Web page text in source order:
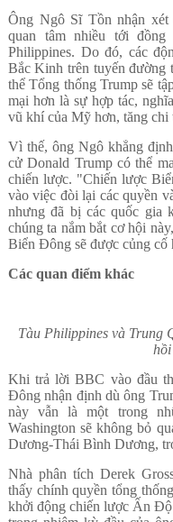
Ông Ngô Sĩ Tồn nhận
quan tâm nhiều tới
Philippines. Do đó, các
Bắc Kinh trên tuyến đường
thể Tổng thống Trump sẽ
mại hơn là sự hợp tác,
vũ khí của Mỹ hơn, tăng chi
Vì thế, ông Ngô khẳng
cử Donald Trump có thể
chiến lược. "Chiến lược
vào việc đòi lại các quyền
nhưng đã bị các quốc gia
chúng ta nắm bắt cơ hội
Biển Đông sẽ được củng
Các quan điểm khác
Tàu Philippines và Trung
Khi trả lời BBC vào đầu
Đông nhận định dù ông
này vẫn là một trong
Washington sẽ không bỏ
Dương-Thái Bình Dương,
Nhà phân tích Derek
thấy chính quyền tổng
khởi động chiến lược Ấn